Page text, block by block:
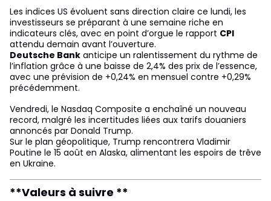
Les indices US évoluent sans direction claire ce lundi, les
investisseurs se préparant à une semaine riche en
indicateurs clés, avec en point d’orgue le rapport CPI
attendu demain avant l’ouverture.
Deutsche Bank anticipe un ralentissement du rythme de
l’inflation grâce à une baisse de 2,4% des prix de l’essence,
avec une prévision de +0,24% en mensuel contre +0,29%
précédemment.
Vendredi, le Nasdaq Composite a enchaîné un nouveau
record, malgré les incertitudes liées aux tarifs douaniers
annoncés par Donald Trump.
Sur le plan géopolitique, Trump rencontrera Vladimir
Poutine le 15 août en Alaska, alimentant les espoirs de trêve
en Ukraine.
**Valeurs à suivre **